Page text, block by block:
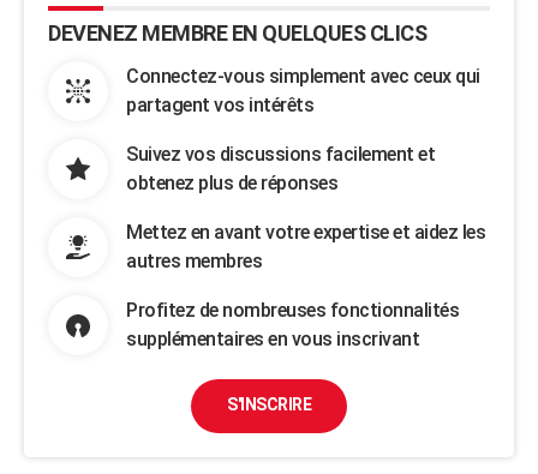
DEVENEZ MEMBRE EN QUELQUES CLICS
Connectez-vous simplement avec ceux qui
partagent vos intérêts
Suivez vos discussions facilement et
obtenez plus de réponses
Mettez en avant votre expertise et aidez les
autres membres
Profitez de nombreuses fonctionnalités
supplémentaires en vous inscrivant
S'INSCRIRE